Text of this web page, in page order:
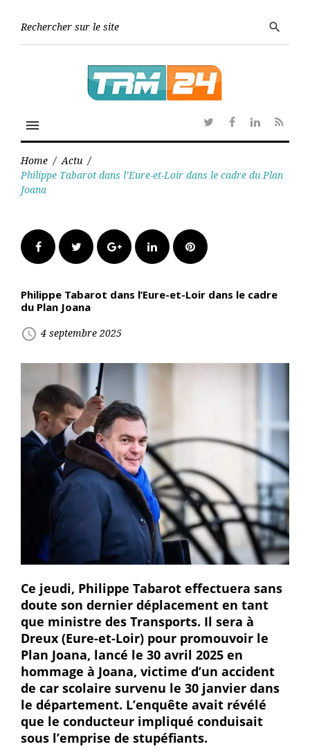
search
menu
TwitterFacebook
Linkedin
RSS
Home / Actu /
Philippe Tabarot dans l’Eure-et-Loir dans le cadre du Plan
Joana
FacebookTwitter Google+LinkedInPinterest
Philippe Tabarot dans l’Eure-et-Loir dans le cadre
du Plan Joana
access_time 4 septembre 2025
Ce jeudi, Philippe Tabarot effectuera sans
doute son dernier déplacement en tant
que ministre des Transports. Il sera à
Dreux (Eure-et-Loir) pour promouvoir le
Plan Joana, lancé le 30 avril 2025 en
hommage à Joana, victime d’un accident
de car scolaire survenu le 30 janvier dans
le département. L’enquête avait révélé
que le conducteur impliqué conduisait
sous l’emprise de stupéfiants.